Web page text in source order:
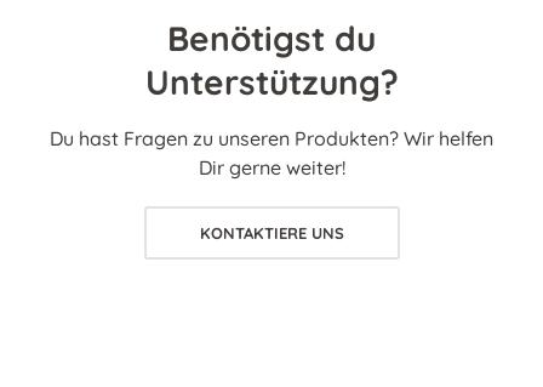
Benötigst du
Unterstützung?
Du hast Fragen zu unseren Produkten? Wir helfen
Dir gerne weiter!
KONTAKTIERE UNS